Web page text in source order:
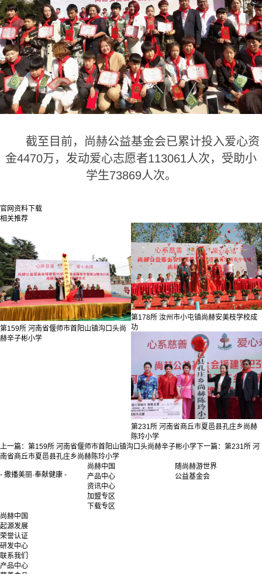
截至目前，尚赫公益基金会已累计投入爱心资
金4470万，发动爱心志愿者113061人次，受助小
学生73869人次。
官网资料下载
相关推荐
第159所 河南省偃师市首阳山镇沟口头尚
赫辛子彬小学
第178所 汝州市小屯镇尚赫安美枝学校成
功
第231所 河南省商丘市夏邑县孔庄乡尚赫
陈玲小学
上一篇： 第159所 河南省偃师市首阳山镇沟口头尚赫辛子彬小学下一篇： 第231所 河
南省商丘市夏邑县孔庄乡尚赫陈玲小学
- 撒播美丽·奉献健康 -
尚赫中国
产品中心
资讯中心
加盟专区
下载专区
随尚赫游世界
公益基金会
尚赫中国
起源发展
荣誉认证
研发中心
联系我们
产品中心